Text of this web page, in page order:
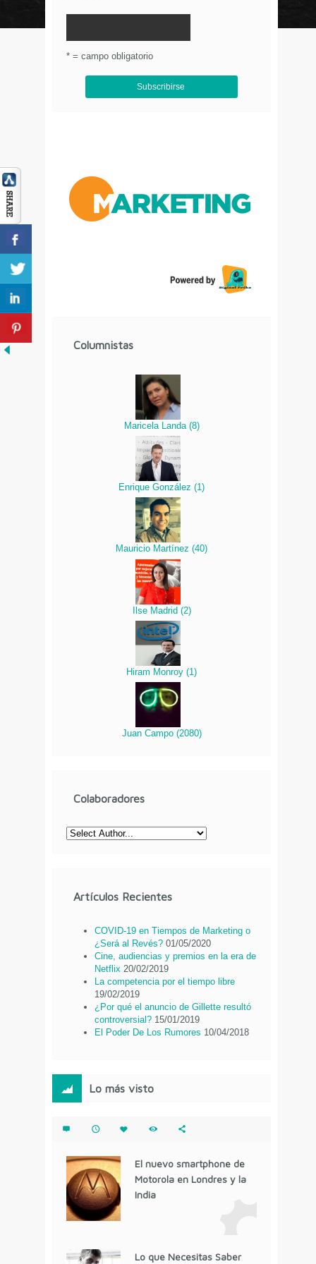
* = campo obligatorio
Columnistas
Maricela Landa (8)
Enrique González (1)
Mauricio Martínez (40)
Ilse Madrid (2)
Hiram Monroy (1 )
Juan Campo (2080)
Colaboradores
Artículos Recientes
COVID-19 en Tiempos de Marketing o
¿Será al Revés? 01/05/2020
Cine, audiencias y premios en la era de
Netflix 20/02/2019
La competencia por el tiempo libre
19/02/2019
¿Por qué el anuncio de Gillette resultó
controversial? 15/01/2019
El Poder De Los Rumores 10/04/2018
Lo más visto
El nuevo smartphone de
Motorola en Londres y la
India
Lo que Necesitas Saber
© Circulo Marketing 2016. Todos los derechos
reservados.
Aviso de Privacidad